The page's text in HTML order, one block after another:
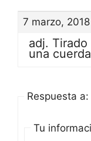
7 marzo,
adj.
una
Respuesta
Tu